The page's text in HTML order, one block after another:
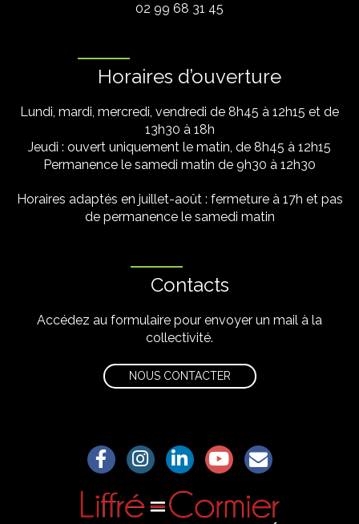
02 99 68 31 45
Horaires d’ouverture
Lundi, mardi, mercredi, vendredi de 8h45 à 12h15 et de
13h30 à 18h
Jeudi : ouvert uniquement le matin, de 8h45 à 12h15
Permanence le samedi matin de 9h30 à 12h30
Horaires adaptés en juillet-août : fermeture à 17h et pas
de permanence le samedi matin
Contacts
Accédez au formulaire pour envoyer un mail à la
collectivité.
NOUS CONTACTER
Lien vers le compte Facebook
Lien vers le compte Instagram
Lien vers le compte Linkedin
Lien vers la chaîne
S'aWonner à